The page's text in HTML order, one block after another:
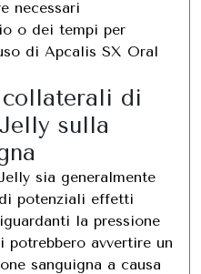
necessari
o dei tempi per
di Apcalis SX Oral
di
sulla
sia generalmente
potenziali effetti
la pressione
potrebbero avvertire un
sanguigna a causa